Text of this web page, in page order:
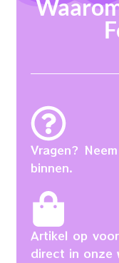
Vragen?
binnen.
Artikel op
direct in onze